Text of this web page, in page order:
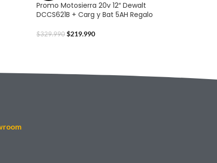
Promo Motosierra 20v 12″ Dewalt
DCCS621B + Carg y Bat 5AH Regalo
$329.990 $219.990